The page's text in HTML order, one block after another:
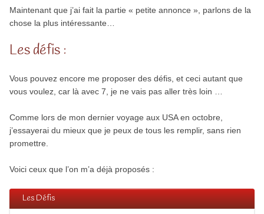
Maintenant que j’ai fait la partie « petite annonce », parlons de la
chose la plus intéressante…
Les défis :
Vous pouvez encore me proposer des défis, et ceci autant que
vous voulez, car là avec 7, je ne vais pas aller très loin …
Comme lors de mon dernier voyage aux USA en octobre,
j’essayerai du mieux que je peux de tous les remplir, sans rien
promettre.
Voici ceux que l’on m’a déjà proposés :
Les Défis